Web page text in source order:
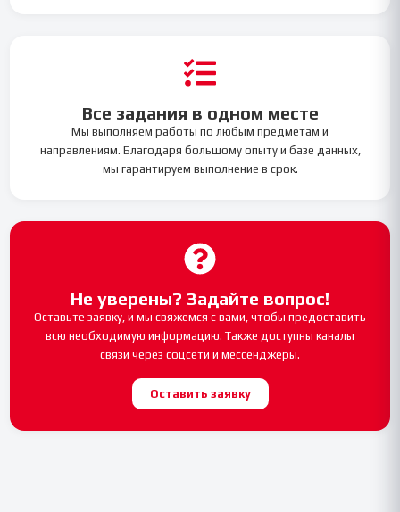
Все задания в одном месте
Мы выполняем работы по любым предметам и
направлениям. Благодаря большому опыту и базе данных,
мы гарантируем выполнение в срок.
Не уверены? Задайте вопрос!
Оставьте заявку, и мы свяжемся с вами, чтобы предоставить
всю необходимую информацию. Также доступны каналы
связи через соцсети и мессенджеры.
Оставить заявку